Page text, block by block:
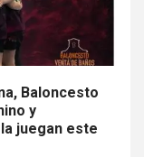
Baloncesto
y
juegan este